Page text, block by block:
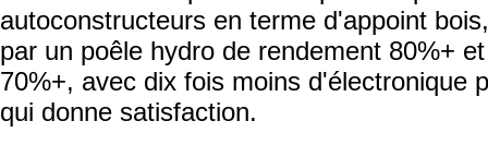
autoconstructeurs en terme d'appoint
par un poêle hydro de rendement 80%+
70%+, avec dix fois moins d'électronique
qui donne satisfaction.